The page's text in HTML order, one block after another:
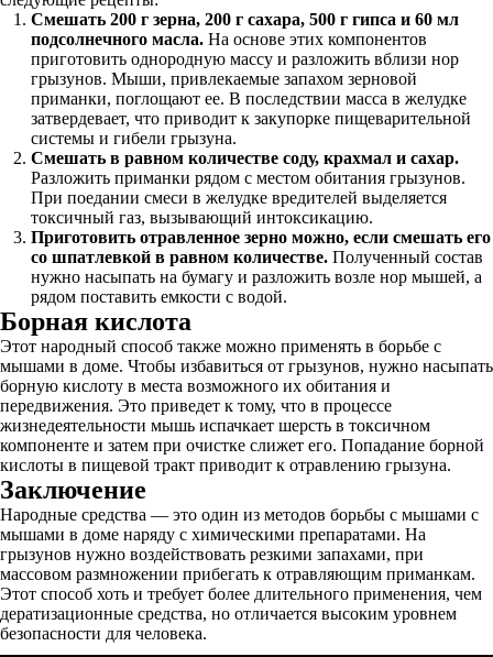
Смешать 200 г зерна, 200 г сахара, 500 г гипса и 60 мл
подсолнечного масла. На основе этих компонентов
приготовить однородную массу и разложить вблизи нор
грызунов. Мыши, привлекаемые запахом зерновой
приманки, поглощают ее. В последствии масса в желудке
затвердевает, что приводит к закупорке пищеварительной
системы и гибели грызуна.
Смешать в равном количестве соду, крахмал и сахар.
Разложить приманки рядом с местом обитания грызунов.
При поедании смеси в желудке вредителей выделяется
токсичный газ, вызывающий интоксикацию.
Приготовить отравленное зерно можно, если смешать его
со шпатлевкой в равном количестве. Полученный состав
нужно насыпать на бумагу и разложить возле нор мышей, а
рядом поставить емкости с водой.
Борная кислота
Этот народный способ также можно применять в борьбе с
мышами в доме. Чтобы избавиться от грызунов, нужно насыпать
борную кислоту в места возможного их обитания и
передвижения. Это приведет к тому, что в процессе
жизнедеятельности мышь испачкает шерсть в токсичном
компоненте и затем при очистке слижет его. Попадание борной
кислоты в пищевой тракт приводит к отравлению грызуна.
Заключение
Народные средства — это один из методов борьбы с мышами с
мышами в доме наряду с химическими препаратами. На
грызунов нужно воздействовать резкими запахами, при
массовом размножении прибегать к отравляющим приманкам.
Этот способ хоть и требует более длительного применения, чем
дератизационные средства, но отличается высоким уровнем
безопасности для человека.